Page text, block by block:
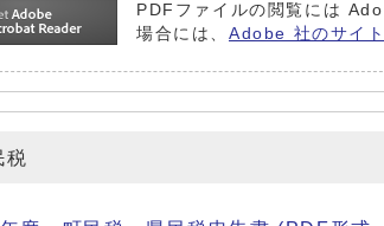
PDFファイルの閲覧には
場合には、 Adobe 社のサイ
税